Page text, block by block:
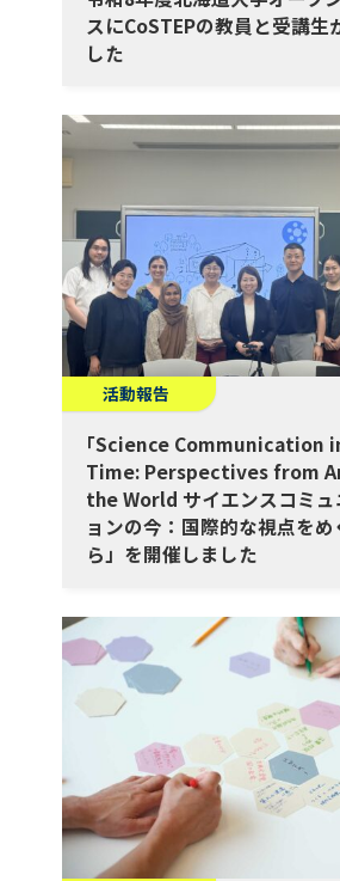
スにCoSTEPの教員と受講生
した
活動報告
「Science Communication
Time: Perspectives from
the World サイエンスコミュ
ョンの今：国際的な視点を
ら」を開催しました